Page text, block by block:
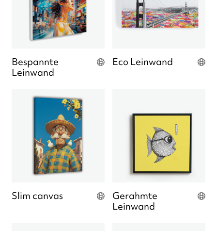
Bespannte
Leinwand
Eco Leinwand
Slim canvas
Gerahmte
Leinwand